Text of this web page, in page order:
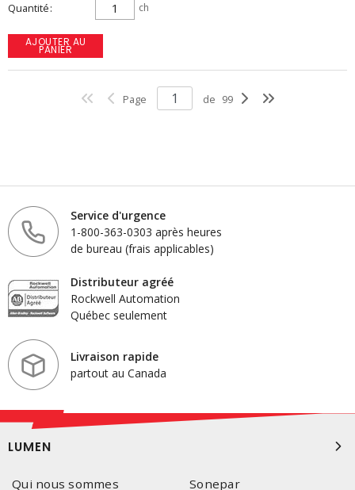
Quantité ch
AJOUTER AU
PANIER
Page de 99
Service d'urgence
1-800-363-0303 après heures
de bureau (frais applicables)
Distributeur agréé
Rockwell Automation
Québec seulement
Livraison rapide
partout au Canada
LUMEN
Qui nous sommes
Sonepar